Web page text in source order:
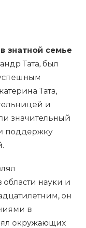
знатной семье
Тата, был
Тата,
и
значительный
поддержку
науки и
он
в
окружающих